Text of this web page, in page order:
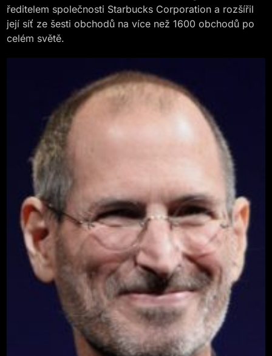
ředitelem společnosti Starbucks Corporation a rozšířil
její síť ze šesti obchodů na více než 1600 obchodů po
celém světě.